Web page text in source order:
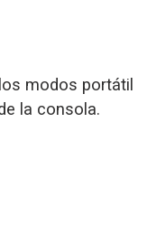
modos portátil
la consola.